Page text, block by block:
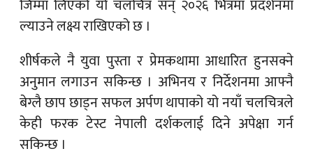
जिम्मा लिएको यो चलचित्र सन् २०२६ भित्रमा प्रदर्शनमा
ल्याउने लक्ष्य राखिएको छ ।
शीर्षकले नै युवा पुस्ता र प्रेमकथामा आधारित हुनसक्ने
अनुमान लगाउन सकिन्छ । अभिनय र निर्देशनमा आफ्नै
बेग्लै छाप छाड्न सफल अर्पण थापाको यो नयाँ चलचित्रले
केही फरक टेस्ट नेपाली दर्शकलाई दिने अपेक्षा गर्न
सकिन्छ ।